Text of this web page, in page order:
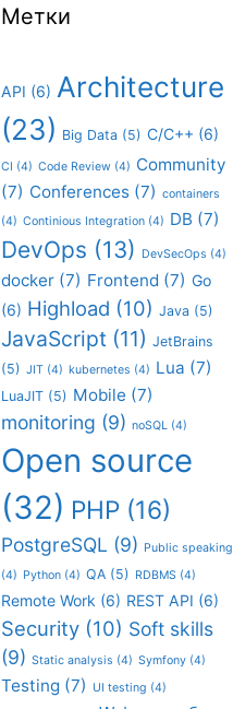
Метки
API (6) Architecture
(23) Big Data (5) C/C++ (6)
CI (4) Code Review (4) Community
(7) Conferences (7) containers
(4) Continious Integration (4) DB (7)
DevOps (13) DevSecOps (4)
docker (7) Frontend (7) Go
(6) Highload (10) Java (5)
JavaScript (11) JetBrains
(5) JIT (4) kubernetes (4) Lua (7)
LuaJIT (5) Mobile (7)
monitoring (9) noSQL (4)
Open source
(32) PHP (16)
PostgreSQL (9) Public speaking
(4) Python (4) QA (5) RDBMS (4)
Remote Work (6) REST API (6)
Security (10) Soft skills
(9) Static analysis (4) Symfony (4)
Testing (7) UI testing (4)